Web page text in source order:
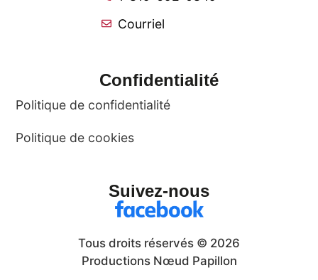
Courriel
Confidentialité
Politique de confidentialité
Politique de cookies
Suivez-nous
Tous droits réservés © 2026
Productions Nœud Papillon